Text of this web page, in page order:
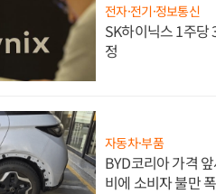
전자·전기·정보통신
SK하이닉스 1주당
정
자동차·부품
BYD코리아 가격
비에 소비자 불만